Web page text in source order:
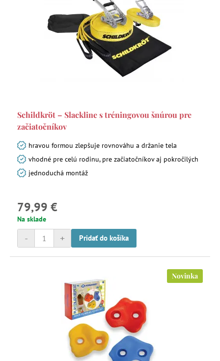
Schildkröt – Slackline s tréningovou šnúrou pre
začiatočníkov
hravou formou zlepšuje rovnováhu a držanie tela
vhodné pre celú rodinu, pre začiatočníkov aj pokročilých
jednoduchá montáž
79,99 €
Na sklade
+
- Pridať do košíka
Novinka